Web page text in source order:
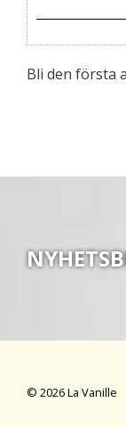
Bli den första
© 2026 La Vanille